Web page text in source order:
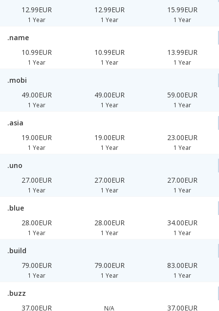
12.99EUR
1 Year
12.99EUR
1 Year
15.99EUR
1 Year
.name
10.99EUR
1 Year
10.99EUR
1 Year
13.99EUR
1 Year
.mobi
49.00EUR
1 Year
49.00EUR
1 Year
59.00EUR
1 Year
.asia
19.00EUR
1 Year
19.00EUR
1 Year
23.00EUR
1 Year
.uno
27.00EUR
1 Year
27.00EUR
1 Year
27.00EUR
1 Year
.blue
28.00EUR
1 Year
28.00EUR
1 Year
34.00EUR
1 Year
.build
79.00EUR
1 Year
79.00EUR
1 Year
83.00EUR
1 Year
.buzz
37.00EUR
N/A 37.00EUR